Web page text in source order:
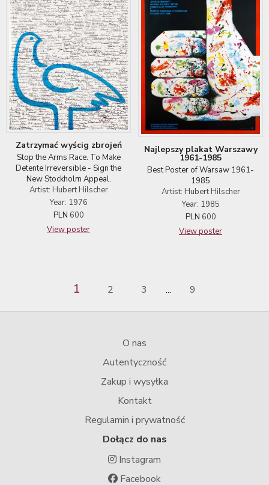
Zatrzymać wyścig zbrojeń
Stop the Arms Race. To Make
Detente Irreversible - Sign the
New Stockholm Appeal.
Artist: Hubert Hilscher
Year: 1976
PLN 600
View poster
Najlepszy plakat Warszawy
1961-1985
Best Poster of Warsaw 1961-
1985
Artist: Hubert Hilscher
Year: 1985
PLN 600
View poster
1 2 3 ... 9
O nas
Autentyczność
Zakup i wysyłka
Kontakt
Regulamin i prywatność
Dołącz do nas
Instagram
Facebook